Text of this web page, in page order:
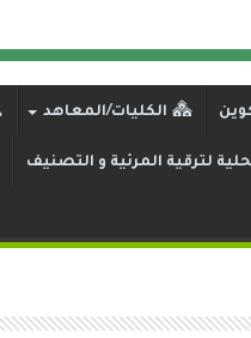
الكليات/المعاهد
لترقية المرئية و التصنيف